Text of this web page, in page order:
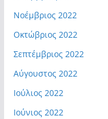
Νοέμβριος 2022
Οκτώβριος 2022
Σεπτέμβριος 2022
Αύγουστος 2022
Ιούλιος 2022
Ιούνιος 2022